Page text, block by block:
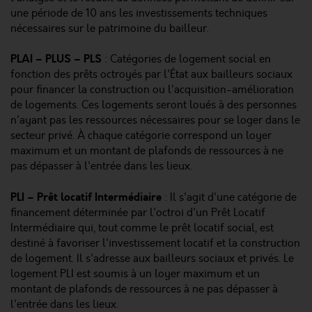
une période de 10 ans les investissements techniques
nécessaires sur le patrimoine du bailleur.
PLAI – PLUS – PLS : Catégories de logement social en
fonction des prêts octroyés par l'État aux bailleurs sociaux
pour financer la construction ou l'acquisition-amélioration
de logements. Ces logements seront loués à des personnes
n'ayant pas les ressources nécessaires pour se loger dans le
secteur privé. À chaque catégorie correspond un loyer
maximum et un montant de plafonds de ressources à ne
pas dépasser à l'entrée dans les lieux.
PLI – Prêt locatif Intermédiaire : Il s'agit d'une catégorie de
financement déterminée par l'octroi d'un Prêt Locatif
Intermédiaire qui, tout comme le prêt locatif social, est
destiné à favoriser l'investissement locatif et la construction
de logement. Il s'adresse aux bailleurs sociaux et privés. Le
logement PLI est soumis à un loyer maximum et un
montant de plafonds de ressources à ne pas dépasser à
l'entrée dans les lieux.